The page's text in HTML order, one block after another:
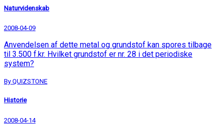
Naturvidenskab
2008-04-09
Anvendelsen af dette metal og grundstof kan spores tilbage
til 3.500 f.kr. Hvilket grundstof er nr. 28 i det periodiske
system?
By QUIZSTONE
Historie
2008-04-14